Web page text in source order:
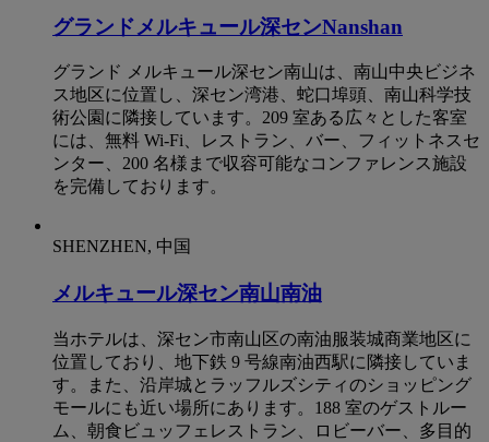
グランドメルキュール深センNanshan
グランド メルキュール深セン南山は、南山中央ビジネ
ス地区に位置し、深セン湾港、蛇口埠頭、南山科学技
術公園に隣接しています。209 室ある広々とした客室
には、無料 Wi-Fi、レストラン、バー、フィットネスセ
ンター、200 名様まで収容可能なコンファレンス施設
を完備しております。
SHENZHEN, 中国
メルキュール深セン南山南油
当ホテルは、深セン市南山区の南油服装城商業地区に
位置しており、地下鉄 9 号線南油西駅に隣接していま
す。また、沿岸城とラッフルズシティのショッピング
モールにも近い場所にあります。188 室のゲストルー
ム、朝食ビュッフェレストラン、ロビーバー、多目的